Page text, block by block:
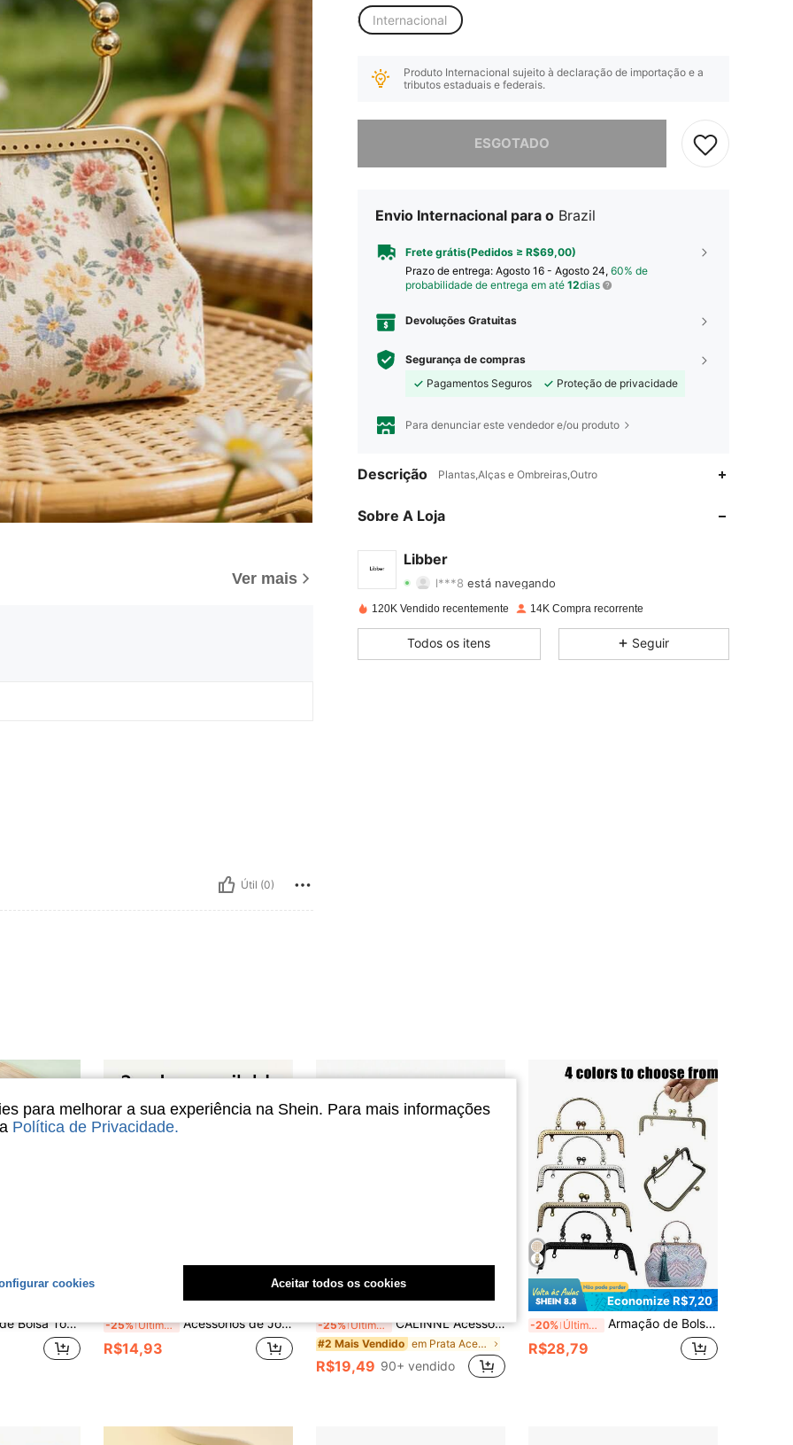
Ver mais
Útil (0)
Internacional
Produto Internacional sujeito à declaração de importação e a
tributos estaduais e federais.
ESGOTADO
Envio Internacional para o Brazil
Frete grátis(Pedidos ≥ R$69,00)
Prazo de entrega: Agosto 16 - Agosto 24, 60% de
probabilidade de entrega em até 12dias
Devoluções Gratuitas
Segurança de compras
Pagamentos Seguros
Proteção de privacidade
Para denunciar este vendedor e/ou produto
Descrição Plantas,Alças e Ombreiras,Outro
Sobre A Loja
Libber
4,85 775 2.4K
4,85
4,85
l***8 está navegando
4,85 Classificação 775 Itens
4,85 775 2.4K
120K Vendido recentemente 14K Compra recorrente
Todos os itens Seguir
Alça de Bambu Vintage, Pegada Confortável, Leve, Superfície Lisa, Adequado para Projetos DIY de Bolsa Diária, Acessórios de Encanto de Bolsa, Presentes para Professores
Economize R$4,97
-25% Últimos 3 dias Acessórios de Joias DIY, Ferragens de Metal para Bagagem, Pingente de Sino para Bolsa, 3 Cores Disponíveis, Adequado para Cordões, Roupas, Mochilas - Fivela Multifuncional, Adequado para Bolsas, Jaquetas, Casacos de Penas, Suéteres, Calças e Chapéus, Durável e Resistente, Essencial para Casa
R$14,93
Economize R$6,50
-25% Últimos 3 dias CALINNL Acessórios de Bolsa Dobrável, Componentes DIY, Peças Substituíveis, Acessórios de Bolsa Reutilizáveis, Peças Sobressalentes de Bolsa
#2 Mais Vendido em Prata Acessórios de bolsa DIY
R$19,49 90+ vendido
Economize R$7,20
-20% Últimos 3 dias Armação de Bolsa de Metal com Alça - Estilo Vintage com Fecho de Beijo, Adequada para Confecção de Bolsas DIY, Alça Arqueada Gravada, Acessórios de Costura e Reparo de Bolsas/Clutches/Sacolas, Armação de Metal Durável, Pode Ser Usada para Fazer Porta-Moedas, Carteiras e Bolsas a Tiracolo, Suprimentos Essenciais de Costura DIY, Imprescindível para Fabricantes de Bolsas, Artesãos, Designers de Moda e Artesãos.
R$28,79
para melhorar a sua experiência na Shein. Para mais informações
Política de Privacidade.
cookies Aceitar todos os cookies